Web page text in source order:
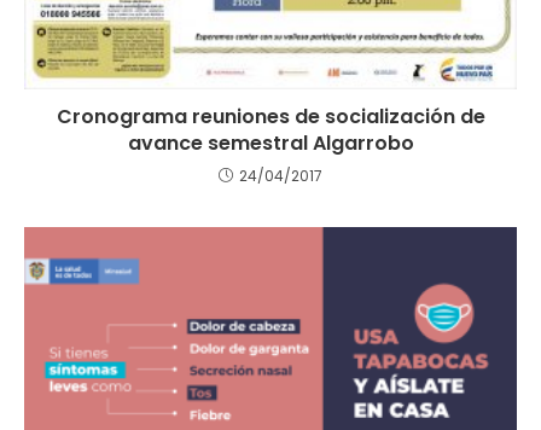
Cronograma reuniones de socialización de
avance semestral Algarrobo
24/04/2017